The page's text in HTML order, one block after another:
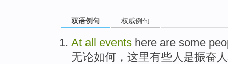
双语例句 权威例句
At all events here are some
无论如何， 这里有些 人 是振奋